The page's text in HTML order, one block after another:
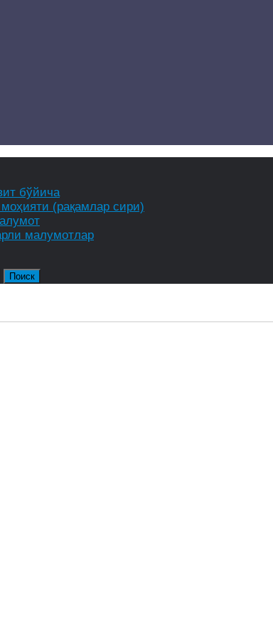
бўйича
моҳияти (рақамлар сири)
малумотлар